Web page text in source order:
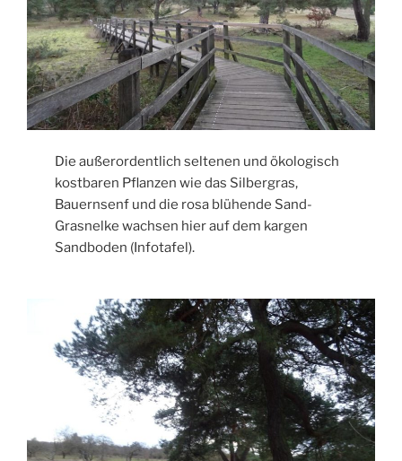
Die außerordentlich seltenen und ökologisch
kostbaren Pflanzen wie das Silbergras,
Bauernsenf und die rosa blühende Sand-
Grasnelke wachsen hier auf dem kargen
Sandboden (Infotafel).